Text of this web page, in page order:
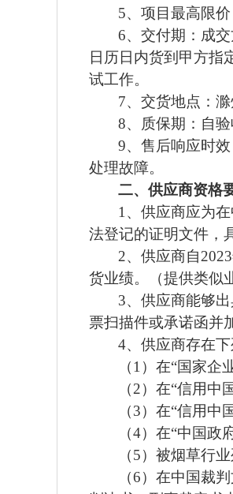
5、项目最高限价
6、交付期：成
日历日内货到甲方指
试工作。
7、交货地点：
8、质保期：自
9、售后响应时
处理故障。
二、供应商资格
1、供应商应为
法登记的证明文件，
2、供应商自2
货业绩。（提供类似
3、供应商能够
票扫描件或承诺函并
4、供应商存在
（1）在“国家企
（2）在“信用中
（3）在“信用中
（4）在“中国政
（5）被烟草行
（6）在中国裁